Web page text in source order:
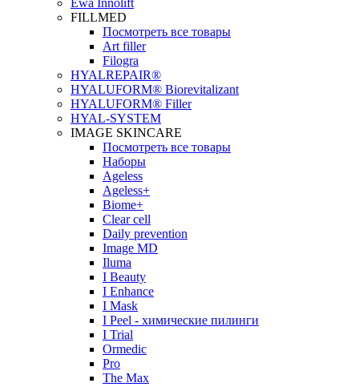
Ewa Innolift
FILLMED
Посмотреть все товары
Art filler
Filogra
НYALREPAIR®
HYALUFORM® Biorevitalizant
HYALUFORM® Filler
HYAL-SYSTEM
IMAGE SKINCARE
Посмотреть все товары
Наборы
Ageless
Ageless+
Biome+
Clear cell
Daily prevention
Image MD
Iluma
I Beauty
I Enhance
I Mask
I Peel - химические пилинги
I Trial
Ormedic
Pro
The Max